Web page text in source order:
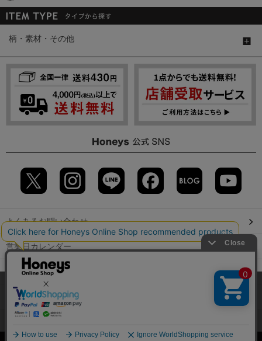
柄・素材・その他
よくあるお問い合わせ
営業日カレンダー
店舗検索
GLOBAL GUIDE（海外からご利用のお客様）
当サイトでは、サイトの利便性向上のため、クッキー(Cookie)を使
用しています。詳しくは「
」をご覧くださ
OK